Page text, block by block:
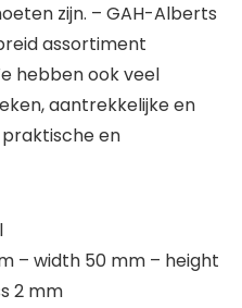
zijn. – GAH-Alberts
assortiment
hebben ook veel
aantrekkelijke en
en
– width 50 mm – height
2 mm